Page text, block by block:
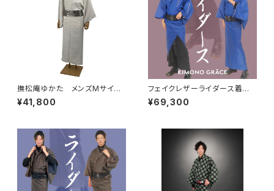
撫松庵ゆかた メンズMサイ
ズ 染付花 セオアルファ
¥41,800
フェイクレザーライダース着物N
eo KBlue メンズ
¥69,300